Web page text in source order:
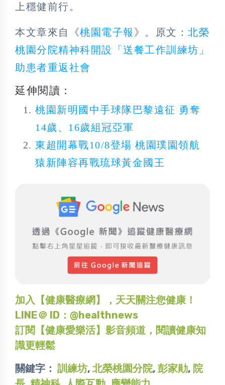
上穩健前行。
本文章來自《桃園電子報 》。原文： 北榮
桃園分院精神科開設「送餐工作訓練坊」
助患者重返社會
延伸閱讀：
桃園新明國中手球隊巴黎遠征 勇奪
14歲、16歲組冠亞軍
東超開幕戰10/8登場 桃園璞園領航
猿新陣容再戰琉球黃金國王
加入【健康醫療網】，天天關注您健康！
LINE＠ ID：@healthnews
訂閱【健康愛樂活】影音頻道，閱讀健康知
識更輕鬆
關鍵字： 訓練坊, 北榮桃園分院, 彭家勛, 院